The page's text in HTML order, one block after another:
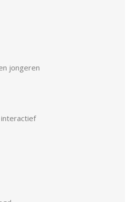
jongeren
interactief